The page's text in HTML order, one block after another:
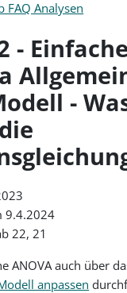
FAQ Analysen
- Einfache
-
9.4.2024
22, 21
ANOVA auch über
anpassen